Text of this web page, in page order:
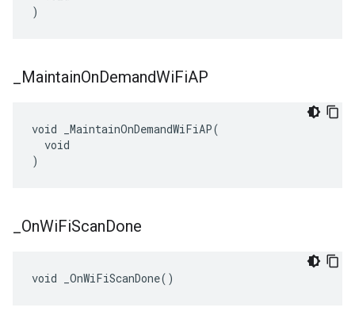
)
MaintainOnDemandWiFiAP
void _MaintainOnDemandWiFiAP(
  void
)
OnWiFiScanDone
void _OnWiFiScanDone()